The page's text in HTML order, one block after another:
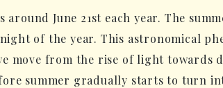
June 21st each year. The
of the year. This astronomical
move from the rise of light towards
summer gradually starts to turn